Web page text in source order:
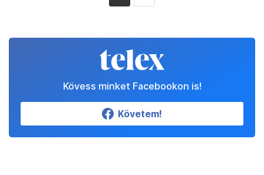
Kövess minket Facebookon is!
Követem!